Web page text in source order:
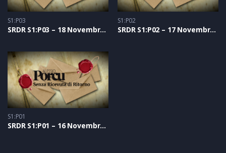
S1:P03
SRDR S1:P03 – 18 Novembre 2020
S1:P02
SRDR S1:P02 – 17 Novembre 2020
S1:P01
SRDR S1:P01 – 16 Novembre 2020